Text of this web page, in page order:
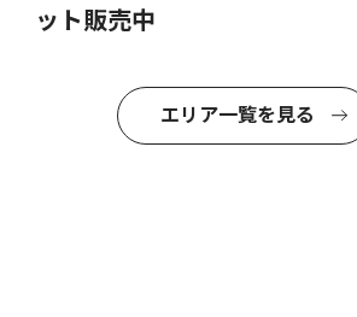
ット販売中
エリア一覧を見る